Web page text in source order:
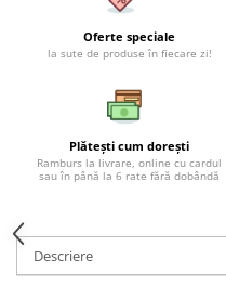
Lenjerii pentru PASTE
Set Lenjerie + Draperii Pat
Oferte speciale
la sute de produse în fiecare zi!
Plătești cum dorești
Ramburs la livrare, online cu cardul
sau în până la 6 rate fără dobândă
Descriere